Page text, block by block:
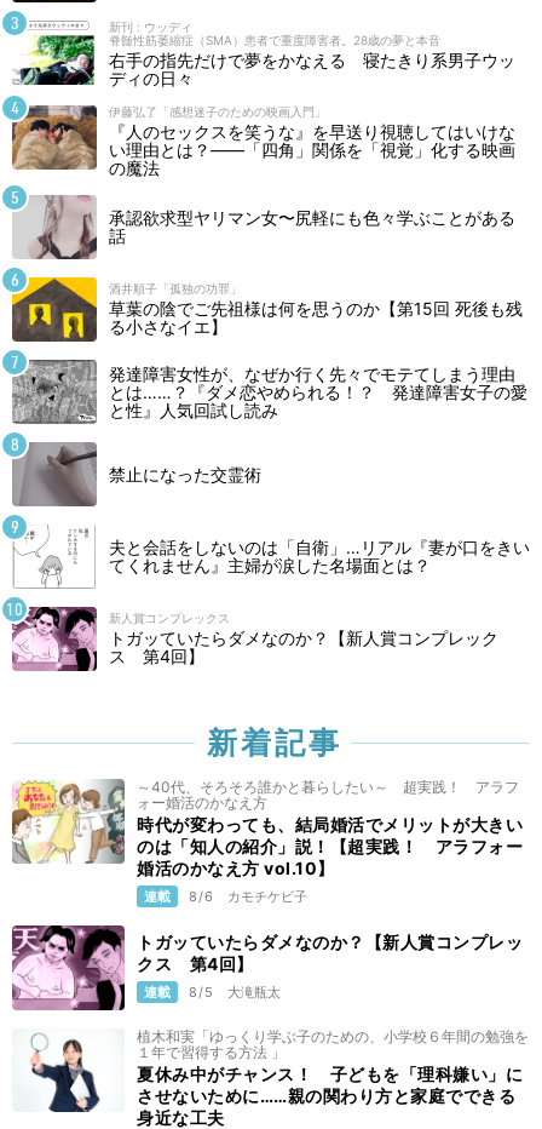
新刊 : ウッディ
脊髄性筋萎縮症（SMA）患者で重度障害者。28歳の夢と本音
右手の指先だけで夢をかなえる 寝たきり系男子ウッ
ディの日々
伊藤弘了「感想迷子のための映画入門」
『人のセックスを笑うな』を早送り視聴してはいけな
い理由とは？――「四角」関係を「視覚」化する映画
の魔法
承認欲求型ヤリマン女〜尻軽にも色々学ぶことがある
話
酒井順子「孤独の功罪」
草葉の陰でご先祖様は何を思うのか【第15回 死後も残
る小さなイエ】
発達障害女性が、なぜか行く先々でモテてしまう理由
とは……？『ダメ恋やめられる！？ 発達障害女子の愛
と性』人気回試し読み
禁止になった交霊術
夫と会話をしないのは「自衛」…リアル『妻が口をきい
てくれません』主婦が涙した名場面とは？
新人賞コンプレックス
トガッていたらダメなのか？【新人賞コンプレック
ス 第4回】
新着記事
～40代、そろそろ誰かと暮らしたい～ 超実践！ アラフ
ォー婚活のかなえ方
時代が変わっても、結局婚活でメリットが大きい
のは「知人の紹介」説！【超実践！ アラフォー
婚活のかなえ方 vol.10】
連載 8/6 カモチケビ子
トガッていたらダメなのか？【新人賞コンプレッ
クス 第4回】
連載 8/5 大滝瓶太
植木和実「ゆっくり学ぶ子のための、小学校６年間の勉強を
１年で習得する方法 」
夏休み中がチャンス！ 子どもを「理科嫌い」に
させないために……親の関わり方と家庭でできる
身近な工夫